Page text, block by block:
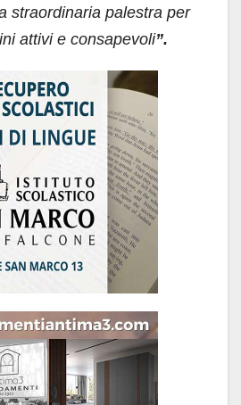
straordinaria palestra per
attivi e consapevoli”.